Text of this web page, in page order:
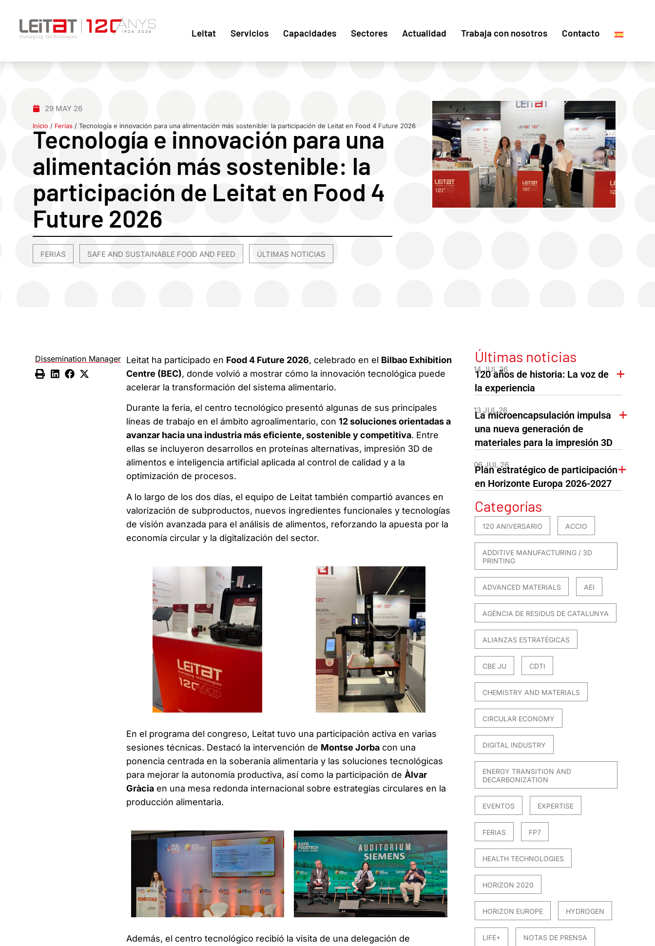
Leitat Servicios Capacidades Sectores Actualidad Trabaja con nosotros Contacto
29 MAY 26
Inicio / Ferias /Tecnología e innovación para una alimentación más sostenible: la participación de Leitat en Food 4 Future 2026
Tecnología e innovación para una
alimentación más sostenible: la
participación de Leitat en Food 4
Future 2026
FERIAS SAFE AND SUSTAINABLE FOOD AND FEED ÚLTIMAS NOTICIAS
Dissemination Manager Leitat ha participado en Food 4 Future 2026, celebrado en el Bilbao Exhibition
Centre (BEC), donde volvió a mostrar cómo la innovación tecnológica puede
acelerar la transformación del sistema alimentario.
Durante la feria, el centro tecnológico presentó algunas de sus principales
líneas de trabajo en el ámbito agroalimentario, con 12 soluciones orientadas a
avanzar hacia una industria más eficiente, sostenible y competitiva. Entre
ellas se incluyeron desarrollos en proteínas alternativas, impresión 3D de
alimentos e inteligencia artificial aplicada al control de calidad y a la
optimización de procesos.
A lo largo de los dos días, el equipo de Leitat también compartió avances en
valorización de subproductos, nuevos ingredientes funcionales y tecnologías
de visión avanzada para el análisis de alimentos, reforzando la apuesta por la
economía circular y la digitalización del sector.
En el programa del congreso, Leitat tuvo una participación activa en varias
sesiones técnicas. Destacó la intervención de Montse Jorbacon una
ponencia centrada en la soberanía alimentaria y las soluciones tecnológicas
para mejorar la autonomía productiva, así como la participación de Àlvar
Gràciaen una mesa redonda internacional sobre estrategias circulares en la
producción alimentaria.
Además, el centro tecnológico recibió la visita de una delegación de
Últimas noticias
14 JUL 26
120 años de historia: La voz de
la experiencia
13 JUL 26
La microencapsulación impulsa
una nueva generación de
materiales para la impresión 3D
06 JUL 26
Plan estratégico de participación
en Horizonte Europa 2026-2027
Categorías
120 ANIVERSARIO ACCIO
ADDITIVE MANUFACTURING / 3D
PRINTING
ADVANCED MATERIALS AEI
AGÈNCIA DE RESIDUS DE CATALUNYA
ALIANZAS ESTRATÉGICAS
CBE JU CDTI
CHEMISTRY AND MATERIALS
CIRCULAR ECONOMY
DIGITAL INDUSTRY
ENERGY TRANSITION AND
DECARBONIZATION
EVENTOS EXPERTISE
FERIAS FP7
HEALTH TECHNOLOGIES
HORIZON 2020
HORIZON EUROPE HYDROGEN
LIFE+ NOTAS DE PRENSA